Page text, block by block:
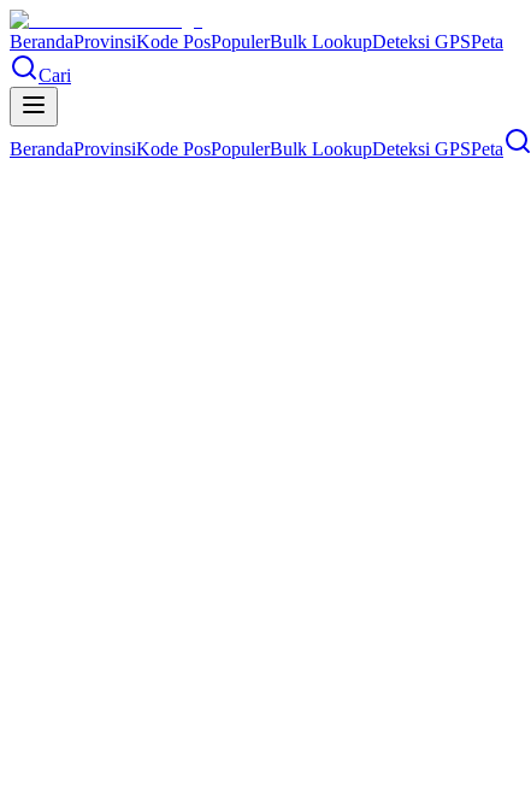
BerandaProvinsiKode PosPopulerBulk LookupDeteksi GPSPeta
Cari
BerandaProvinsiKode PosPopulerBulk LookupDeteksi GPSPeta